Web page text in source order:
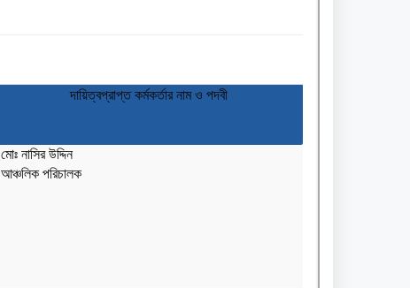
দায়িত্বপ্রাপ্ত কর্মকর্তার নাম ও পদবী
মোঃ নাসির উদ্দিন
আঞ্চলিক পরিচালক